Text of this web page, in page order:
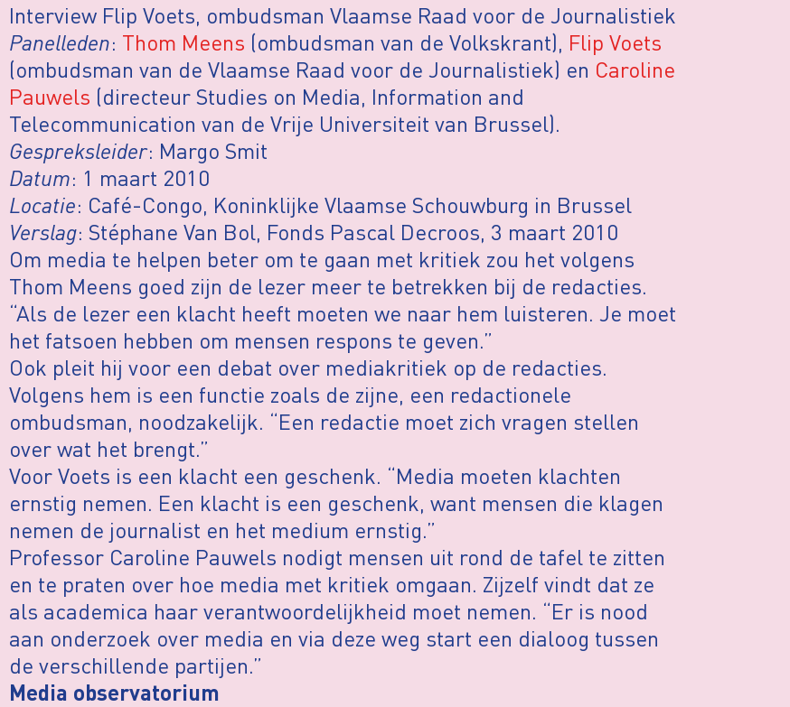
Interview Flip Voets, ombudsman Vlaamse Raad voor de Journalistiek
Panelleden: Thom Meens (ombudsman van de Volkskrant), Flip Voets
(ombudsman van de Vlaamse Raad voor de Journalistiek) en Caroline
Pauwels (directeur Studies on Media, Information and
Telecommunication van de Vrije Universiteit van Brussel).
Gespreksleider: Margo Smit
Datum: 1 maart 2010
Locatie: Café-Congo, Koninklijke Vlaamse Schouwburg in Brussel
Verslag: Stéphane Van Bol, Fonds Pascal Decroos, 3 maart 2010
Om media te helpen beter om te gaan met kritiek zou het volgens
Thom Meens goed zijn de lezer meer te betrekken bij de redacties.
“Als de lezer een klacht heeft moeten we naar hem luisteren. Je moet
het fatsoen hebben om mensen respons te geven.”
Ook pleit hij voor een debat over mediakritiek op de redacties.
Volgens hem is een functie zoals de zijne, een redactionele
ombudsman, noodzakelijk. “Een redactie moet zich vragen stellen
over wat het brengt.”
Voor Voets is een klacht een geschenk. “Media moeten klachten
ernstig nemen. Een klacht is een geschenk, want mensen die klagen
nemen de journalist en het medium ernstig.”
Professor Caroline Pauwels nodigt mensen uit rond de tafel te zitten
en te praten over hoe media met kritiek omgaan. Zijzelf vindt dat ze
als academica haar verantwoordelijkheid moet nemen. “Er is nood
aan onderzoek over media en via deze weg start een dialoog tussen
de verschillende partijen.”
Media observatorium